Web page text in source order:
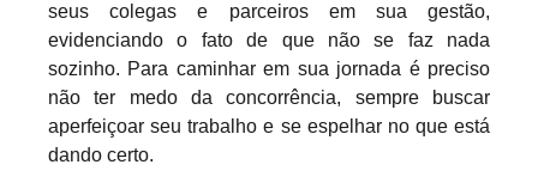
seus colegas e parceiros em sua gestão,
evidenciando o fato de que não se faz nada
sozinho. Para caminhar em sua jornada é preciso
não ter medo da concorrência, sempre buscar
aperfeiçoar seu trabalho e se espelhar no que está
dando certo.